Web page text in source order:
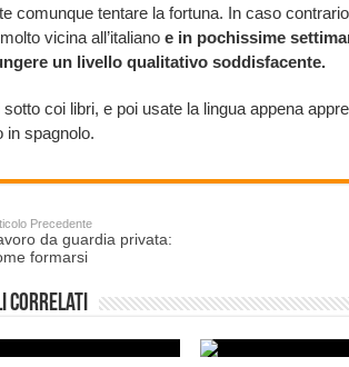
comunque tentare la fortuna. In caso
vicina all’italiano e in pochissime
un livello qualitativo soddisfacente.
sotto coi libri, e poi usate la lingua appena
in spagnolo.
Precedente
da guardia privata:
formarsi
correlati